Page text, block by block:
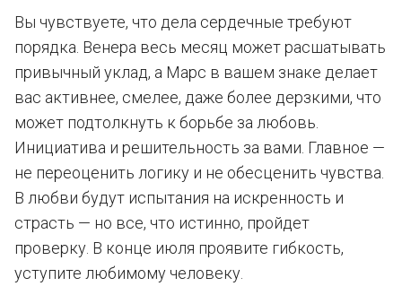
Вы чувствуете, что дела сердечные требуют
порядка. Венера весь месяц может расшатывать
привычный уклад, а Марс в вашем знаке делает
вас активнее, смелее, даже более дерзкими, что
может подтолкнуть к борьбе за любовь.
Инициатива и решительность за вами. Главное —
не переоценить логику и не обесценить чувства.
В любви будут испытания на искренность и
страсть — но все, что истинно, пройдет
проверку. В конце июля проявите гибкость,
уступите любимому человеку.